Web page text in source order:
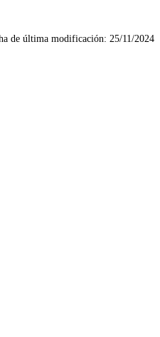
de última modificación: 25/11/2024